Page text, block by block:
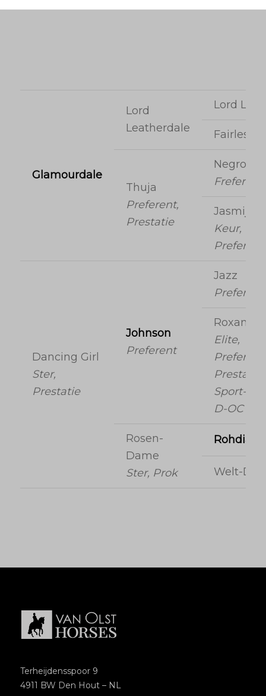
Glamourdale
Lord
Leatherdale
Lord
Fairless P
Thuja
Preferent,
Prestatie
Negro
Freferent
Jasmijn
Keur,
Preferent
Dancing Girl
Ster,
Prestatie
Johnson
Preferent
Jazz
Preferent
Roxane
Elite,
Preferent,
Prestatie,
Sport-
D-OC
Rosen-
Dame
Ster, Prok
Welt-
Terheijdensspoor 9
4911 BW Den Hout – NL